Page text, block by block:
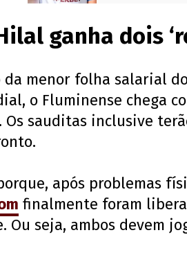
ganha dois
da menor folha salarial
o Fluminense chega
Os sauditas inclusive
após problemas
finalmente foram
Ou seja, ambos devem